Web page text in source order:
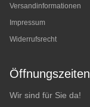
Versandinformationen
Impressum
Widerrufsrecht
Öffnungszeiten
Wir sind für Sie da!